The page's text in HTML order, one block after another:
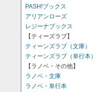
PASH!ブックス
アリアンローズ
レジーナブックス
【ティーズラブ】
ティーンズラブ（文庫）
ティーンズラブ（単行本）
【ラノベ・その他】
ラノベ・文庫
ラノベ・単行本